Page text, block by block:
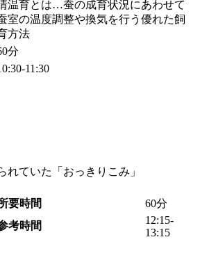
温育とは…蚕の成育状況にあわせて
室の温度調整や換気を行う優れた飼
方法
分
11:30
れていた「おっきりこみ」
要時間
60分
考時間
12:15-
13:15